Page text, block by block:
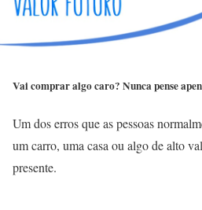
Vai comprar algo caro? Nunca pense
Um dos erros que as pessoas
um carro, uma casa ou algo de alto
presente.